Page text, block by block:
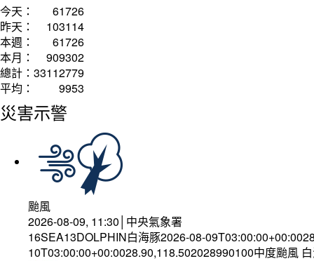
今天：
61726
昨天：
103114
本週：
61726
本月：
909302
總計： 33112779
平均：
9953
災害示警
颱風
2026-08-09, 11:30│中央氣象署
16SEA13DOLPHIN白海豚2026-08-
10T03:00:00+00:0028.90,118.502028990100中度颱風